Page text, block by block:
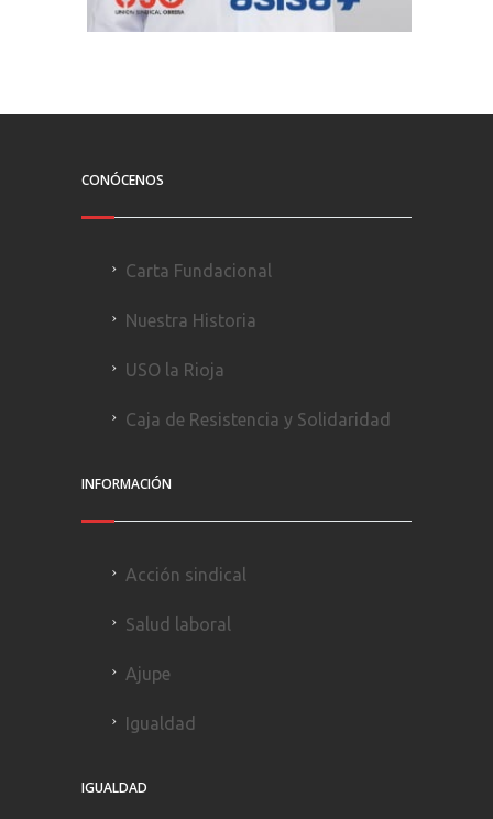
CONÓCENOS
Carta Fundacional
Nuestra Historia
USO la Rioja
Caja de Resistencia y Solidaridad
INFORMACIÓN
Acción sindical
Salud laboral
Ajupe
Igualdad
IGUALDAD